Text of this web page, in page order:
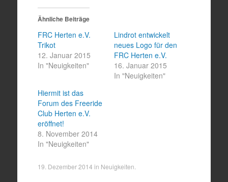
Ähnliche Beiträge
FRC Herten e.V.
Trikot
12. Januar 2015
In "Neuigkeiten"
Lindrot entwickelt
neues Logo für den
FRC Herten e.V.
16. Januar 2015
In "Neuigkeiten"
Hiermit ist das
Forum des Freeride
Club Herten e.V.
eröffnet!
8. November 2014
In "Neuigkeiten"
19. Dezember 2014 in Neuigkeiten